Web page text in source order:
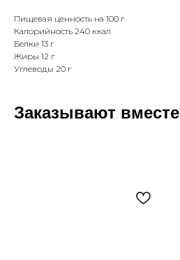
Пищевая ценность на 100 г
Калорийность 240 ккал
Белки 13 г
Жиры 12 г
Углеводы 20 г
Заказывают вместе